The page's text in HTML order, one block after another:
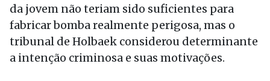
da jovem não teriam sido suficientes para
fabricar bomba realmente perigosa, mas o
tribunal de Holbaek considerou determinante
a intenção criminosa e suas motivações.